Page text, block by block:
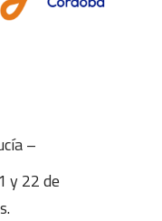
–
y 22 de